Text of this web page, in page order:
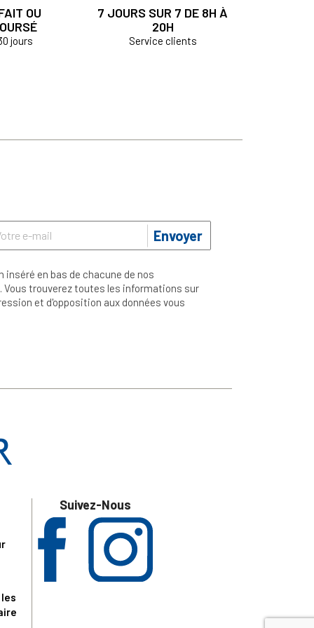
OU
jours
7 JOURS SUR 7 DE 8H À
20H
Service clients
Envoyer
en bas de chacune de nos
trouverez toutes les informations sur
et d'opposition aux données vous
Suivez-Nous